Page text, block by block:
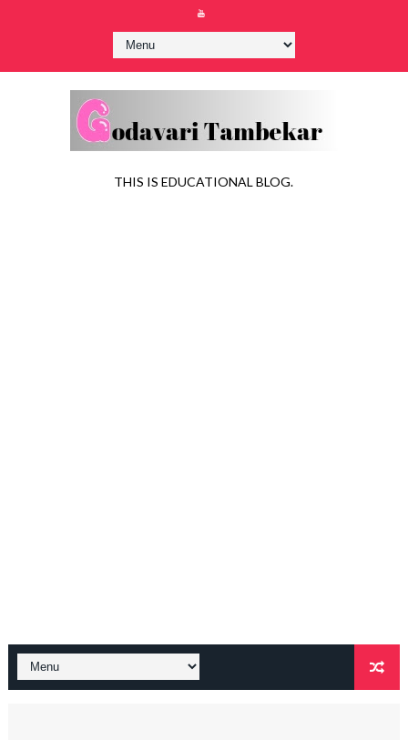
THIS IS EDUCATIONAL BLOG.